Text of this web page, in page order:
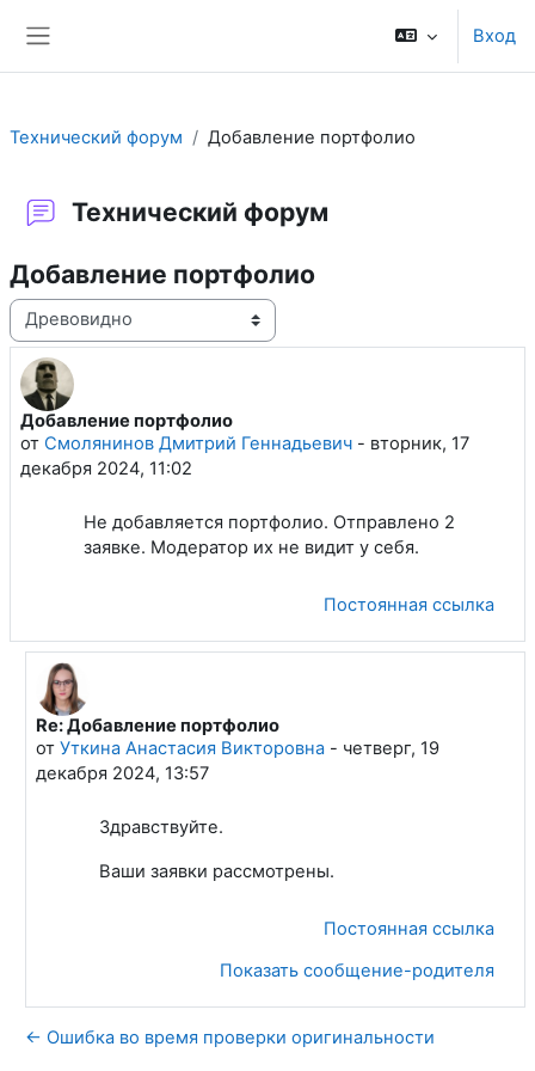
Вход
Технический форум Добавление портфолио
Технический форум
Добавление портфолио
Режим отображения
Добавление портфолио
от Смолянинов Дмитрий Геннадьевич - вторник, 17
декабря 2024, 11:02
Количество ответов: 1
Не добавляется портфолио. Отправлено 2
заявке. Модератор их не видит у себя.
Постоянная ссылка
В ответ на Смолянинов Дмитрий Геннадьевич
Re: Добавление портфолио
от Уткина Анастасия Викторовна- четверг, 19
декабря 2024, 13:57
Здравствуйте.
Ваши заявки рассмотрены.
Постоянная ссылка
Показать сообщение-родителя
← Ошибка во время проверки оригинальности